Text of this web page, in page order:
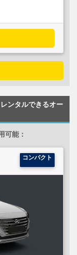
ンタルできるオー
可能：
コンパクト